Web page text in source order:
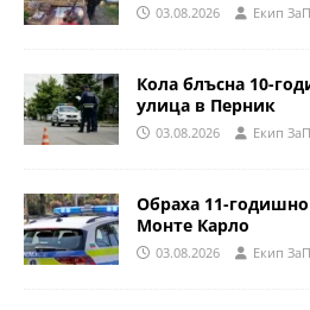
03.08.2026 Eкип
Кола блъсна 10-
улица в Перник
03.08.2026 Eкип
Обраха 11-
Монте Карло
03.08.2026 Eкип